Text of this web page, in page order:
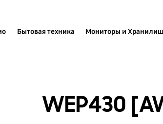
Бытовая техника Мониторы и
WEP430